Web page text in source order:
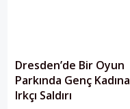
Dresden’de Bir Oyun
Parkında Genç Kadına
Irkçı Saldırı